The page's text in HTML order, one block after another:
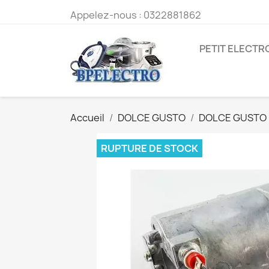
Appelez-nous : 0322881862
PETIT
Accueil DOLCE GUSTO DOLCE GUSTO
RUPTURE DE STOCK